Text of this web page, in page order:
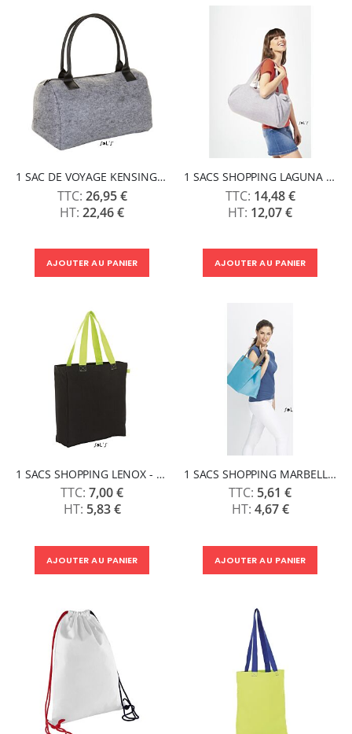
1 SAC DE VOYAGE KENSINGTON - SOLS
26,95 €
22,46 €
AJOUTER AU PANIER
1 SACS SHOPPING LAGUNA - SOLS
14,48 €
12,07 €
AJOUTER AU PANIER
1 SACS SHOPPING LENOX - SOLS
7,00 €
5,83 €
AJOUTER AU PANIER
1 SACS SHOPPING MARBELLA - SOLS
5,61 €
4,67 €
AJOUTER AU PANIER